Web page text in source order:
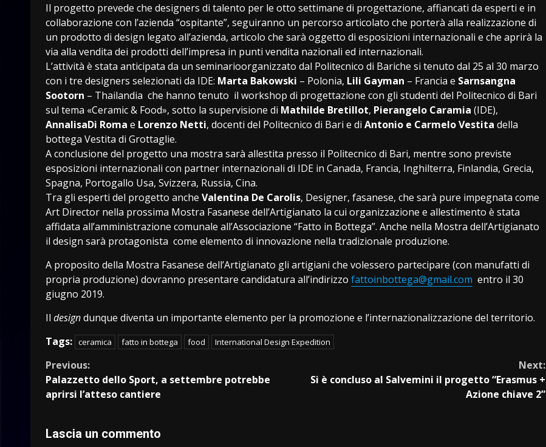
Il progetto prevede che designers di talento per le otto settimane di progettazione, affiancati da esperti e in
collaborazione con l’azienda “ospitante”, seguiranno un percorso articolato che porterà alla realizzazione di
un prodotto di design legato all’azienda, articolo che sarà oggetto di esposizioni internazionali e che aprirà la
via alla vendita dei prodotti dell’impresa in punti vendita nazionali ed internazionali.
L’attività è stata anticipata da un seminarioorganizzato dal Politecnico di Bariche si tenuto dal 25 al 30 marzo
con i tre designers selezionati da IDE: Marta Bakowski – Polonia, Lili Gayman – Francia e Sarnsangna
Sootorn – Thailandia che hanno tenuto il workshop di progettazione con gli studenti del Politecnico di Bari
sul tema «Ceramic & Food», sotto la supervisione di Mathilde Bretillot, Pierangelo Caramia (IDE),
AnnalisaDi Roma e Lorenzo Netti, docenti del Politecnico di Bari e di Antonio e Carmelo Vestita della
bottega Vestita di Grottaglie.
A conclusione del progetto una mostra sarà allestita presso il Politecnico di Bari, mentre sono previste
esposizioni internazionali con partner internazionali di IDE in Canada, Francia, Inghilterra, Finlandia, Grecia,
Spagna, Portogallo Usa, Svizzera, Russia, Cina.
Tra gli esperti del progetto anche Valentina De Carolis, Designer, fasanese, che sarà pure impegnata come
Art Director nella prossima Mostra Fasanese dell’Artigianato la cui organizzazione e allestimento è stata
affidata all’amministrazione comunale all’Associazione “Fatto in Bottega”. Anche nella Mostra dell’Artigianato
il design sarà protagonista come elemento di innovazione nella tradizionale produzione.
A proposito della Mostra Fasanese dell’Artigianato gli artigiani che volessero partecipare (con manufatti di
propria produzione) dovranno presentare candidatura all’indirizzo fattoinbottega@gmail.com entro il 30
giugno 2019.
Il designdunque diventa un importante elemento per la promozione e l’internazionalizzazione del territorio.
Tags: ceramica fatto in bottega food International Design Expedition
Continue
Reading
Previous:
Palazzetto dello Sport, a settembre potrebbe
aprirsi l’atteso cantiere
Next:
Si è concluso al Salvemini il progetto “Erasmus +
Azione chiave 2”
Lascia un commento